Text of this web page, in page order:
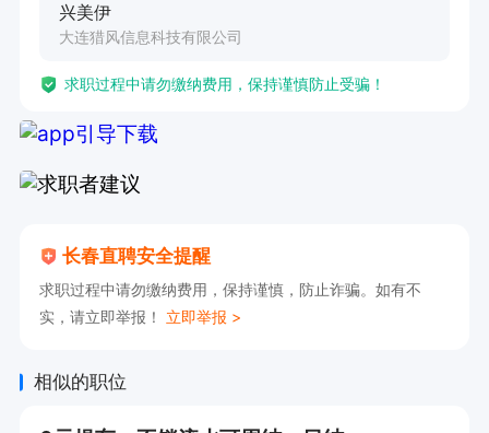
兴美伊
大连猎风信息科技有限公司
求职过程中请勿缴纳费用，保持谨慎防止受骗！
长春直聘安全提醒
求职过程中请勿缴纳费用，保持谨慎，防止诈骗。如有不
实，请立即举报！ 立即举报 >
相似的职位